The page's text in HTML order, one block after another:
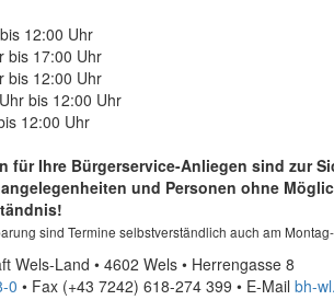
12:00 Uhr
bis 17:00 Uhr
bis 12:00 Uhr
bis 12:00 Uhr
12:00 Uhr
für Ihre Bürgerservice-Anliegen sind zur
und Personen ohne
sind Termine selbstverständlich auch am
Wels-Land • 4602 Wels • Herrengasse 8
0 • Fax (+43 7242) 618-274 399 • E-Mail bh-